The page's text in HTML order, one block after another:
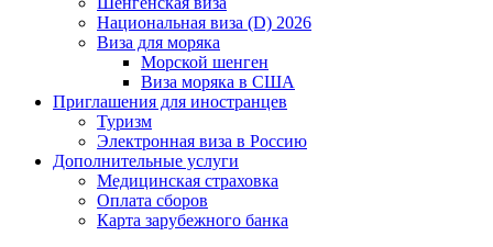
Национальная виза (D) 2026
Виза для моряка
Морской шенген
Виза моряка в США
Приглашения для иностранцев
Туризм
Электронная виза в Россию
Дополнительные услуги
Медицинская страховка
Оплата сборов
Карта зарубежного банка